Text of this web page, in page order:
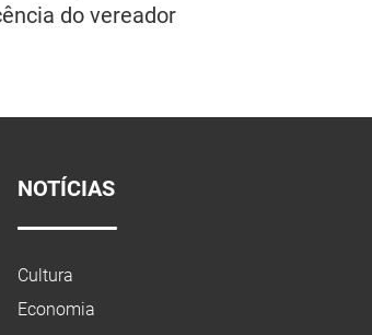
do vereador
NOTÍCIAS
Cultura
Economia